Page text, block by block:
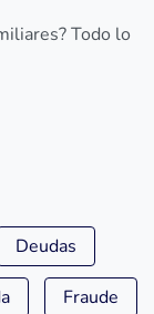
Todo lo
Deudas
Fraude